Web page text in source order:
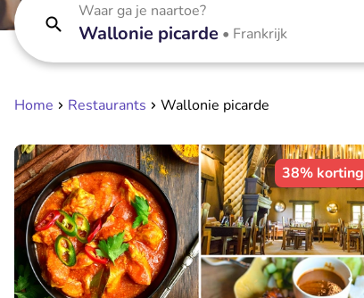
Waar ga je naartoe?
Wallonie picarde • Frankrijk
Home Restaurants Wallonie picarde
38% korting